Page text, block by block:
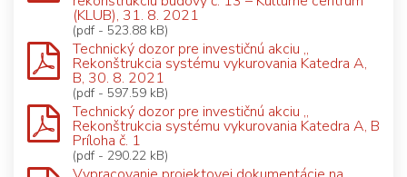
(KLUB), 31. 8. 2021
(pdf - 523.88 kB)
Technický dozor pre investičnú akciu „
Rekonštrukcia systému vykurovania Katedra A,
B, 30. 8. 2021
(pdf - 597.59 kB)
Technický dozor pre investičnú akciu „
Rekonštrukcia systému vykurovania Katedra A, B
Príloha č. 1
(pdf - 290.22 kB)